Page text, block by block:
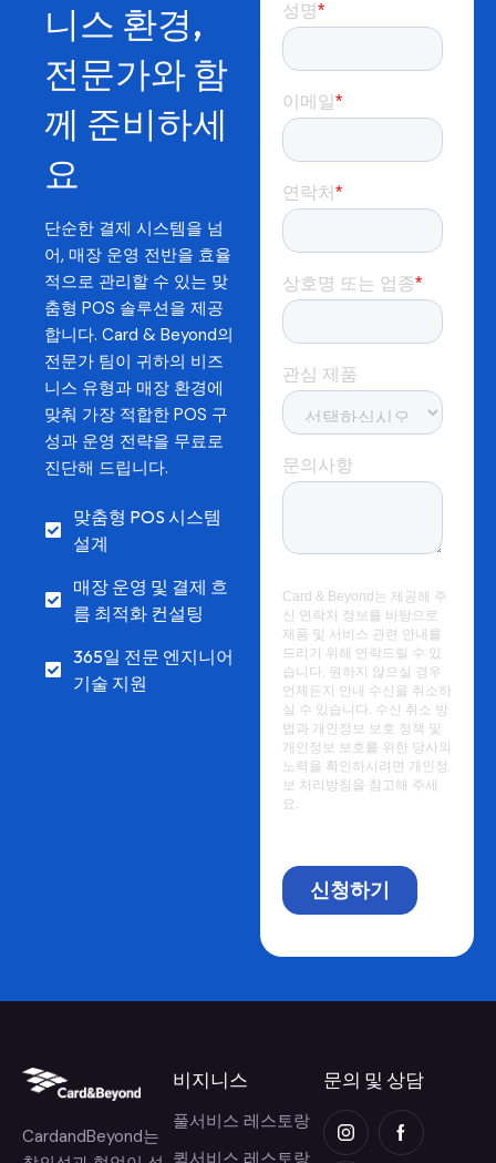
니스 환경,
전문가와 함
께 준비하세
요
단순한 결제 시스템을 넘
어, 매장 운영 전반을 효율
적으로 관리할 수 있는 맞
춤형 POS 솔루션을 제공
합니다. Card & Beyond의
전문가 팀이 귀하의 비즈
니스 유형과 매장 환경에
맞춰 가장 적합한 POS 구
성과 운영 전략을 무료로
진단해 드립니다.
맞춤형 POS 시스템
설계
매장 운영 및 결제 흐
름 최적화 컨설팅
365일 전문 엔지니어
기술 지원
CardandBeyond는
비지니스
풀서비스 레스토랑
퀵서비스 레스토랑
문의 및 상담